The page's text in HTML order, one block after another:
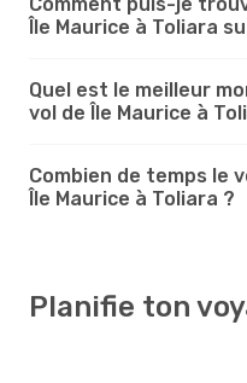
Île Maurice à Toliara
Quel est le meilleur
vol de Île Maurice à
Combien de temps le
Île Maurice à Toliara ?
Planifie ton